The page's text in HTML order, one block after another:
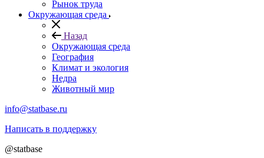
Рынок труда
Окружающая среда
Назад
Окружающая среда
География
Климат и экология
Недра
Животный мир
info@statbase.ru
Написать в поддержку
@statbase